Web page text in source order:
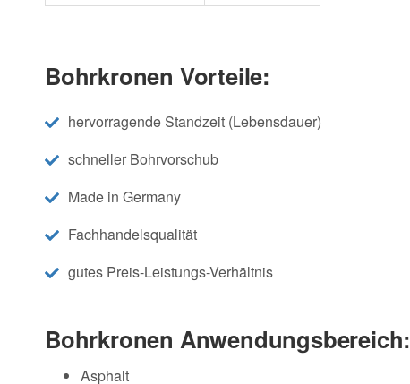
Bohrkronen Vorteile:
hervorragende Standzeit (Lebensdauer)
schneller Bohrvorschub
Made in Germany
Fachhandelsqualität
gutes Preis-Leistungs-Verhältnis
Bohrkronen Anwendungsbereich:
Asphalt